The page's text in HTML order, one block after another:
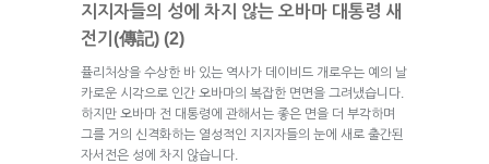
지지자들의 성에 차지 않는 오바마 대통령 새
전기(傳記) (2)
퓰리처상을 수상한 바 있는 역사가 데이비드 개로우는 예의 날
카로운 시각으로 인간 오바마의 복잡한 면면을 그려냈습니다.
하지만 오바마 전 대통령에 관해서는 좋은 면을 더 부각하며
그를 거의 신격화하는 열성적인 지지자들의 눈에 새로 출간된
자서전은 성에 차지 않습니다.